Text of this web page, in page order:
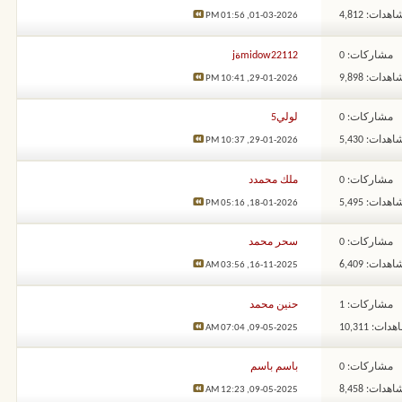
4,812
01-03-2026,
01:56 PM
مشاركات: 0
9,898
midow22112ةj
29-01-2026,
10:41 PM
مشاركات: 0
5,430
لولي5
29-01-2026,
10:37 PM
مشاركات: 0
5,495
ملك محمدد
18-01-2026,
05:16 PM
مشاركات: 0
6,409
سحر محمد
16-11-2025,
03:56 AM
مشاركات: 1
10,311
حنين محمد
09-05-2025,
07:04 AM
مشاركات: 0
8,458
باسم باسم
09-05-2025,
12:23 AM